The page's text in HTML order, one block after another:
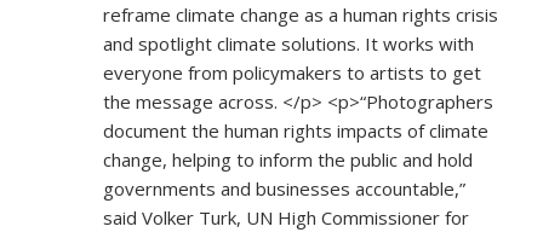
reframe climate change as a human rights crisis
and spotlight climate solutions. It works with
everyone from policymakers to artists to get
the message across. </p> <p>“Photographers
document the human rights impacts of climate
change, helping to inform the public and hold
governments and businesses accountable,”
said Volker Turk, UN High Commissioner for